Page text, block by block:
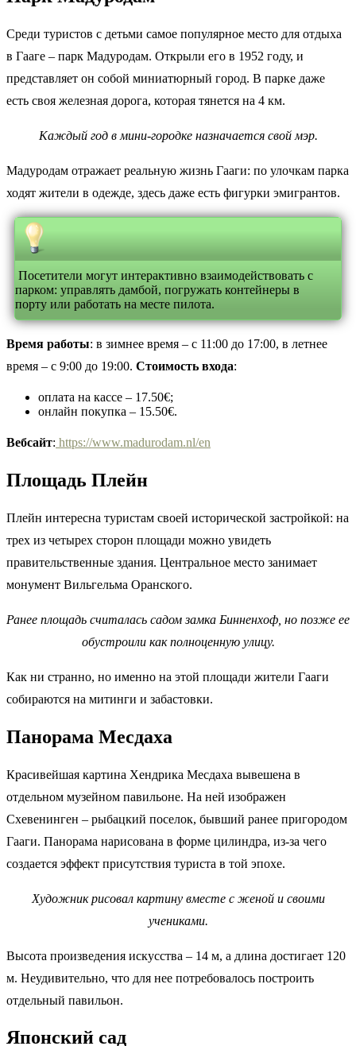
Среди туристов с детьми самое популярное место для отдыха
в Гааге – парк Мадуродам. Открыли его в 1952 году, и
представляет он собой миниатюрный город. В парке даже
есть своя железная дорога, которая тянется на 4 км.
Каждый год в мини-городке назначается свой мэр.
Мадуродам отражает реальную жизнь Гааги: по улочкам парка
ходят жители в одежде, здесь даже есть фигурки эмигрантов.
Посетители могут интерактивно взаимодействовать с
парком: управлять дамбой, погружать контейнеры в
порту или работать на месте пилота.
Время работы: в зимнее время – с 11:00 до 17:00, в летнее
время – с 9:00 до 19:00. Стоимость входа:
оплата на кассе – 17.50€;
онлайн покупка – 15.50€.
Вебсайт: https://www.madurodam.nl/en
Площадь Плейн
Плейн интересна туристам своей исторической застройкой: на
трех из четырех сторон площади можно увидеть
правительственные здания. Центральное место занимает
монумент Вильгельма Оранского.
Ранее площадь считалась садом замка Бинненхоф, но позже ее
обустроили как полноценную улицу.
Как ни странно, но именно на этой площади жители Гааги
собираются на митинги и забастовки.
Панорама Месдаха
Красивейшая картина Хендрика Месдаха вывешена в
отдельном музейном павильоне. На ней изображен
Схевенинген – рыбацкий поселок, бывший ранее пригородом
Гааги. Панорама нарисована в форме цилиндра, из-за чего
создается эффект присутствия туриста в той эпохе.
Художник рисовал картину вместе с женой и своими
учениками.
Высота произведения искусства – 14 м, а длина достигает 120
м. Неудивительно, что для нее потребовалось построить
отдельный павильон.
Японский сад